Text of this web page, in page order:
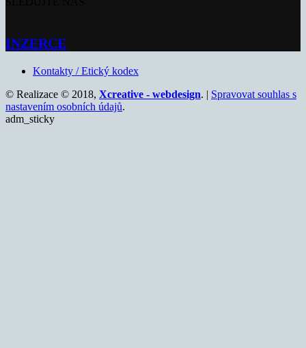
INZERCE
Kontakty / Etický kodex
© Realizace © 2018, Xcreative - webdesign. | Spravovat souhlas s
nastavením osobních údajů.
adm_sticky